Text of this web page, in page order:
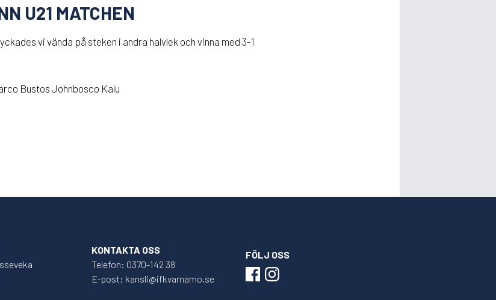
U21 MATCHEN
vi vända på steken i andra halvlek och vinna med 3-1
Bustos Johnbosco Kalu
KONTAKTA OSS
Telefon: 0370-142 38
E-post: kansli@ifkvarnamo.se
FÖLJ OSS